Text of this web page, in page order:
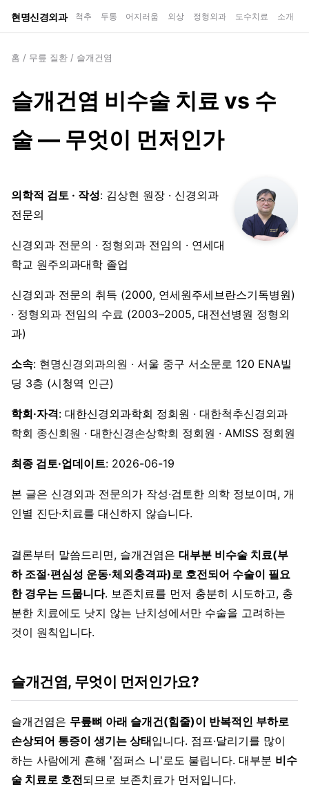
현명신경외과 척추 두통 어지러움 외상 정형외과 도수치료 소개
홈 / 무릎 질환 / 슬개건염
슬개건염 비수술 치료 vs 수
술 — 무엇이 먼저인가
의학적 검토 · 작성: 김상현 원장 · 신경외과
전문의
신경외과 전문의 · 정형외과 전임의 · 연세대
학교 원주의과대학 졸업
신경외과 전문의 취득 (2000, 연세원주세브란스기독병원)
· 정형외과 전임의 수료 (2003–2005, 대전선병원 정형외
과)
소속: 현명신경외과의원 · 서울 중구 서소문로 120 ENA빌
딩 3층 (시청역 인근)
학회·자격: 대한신경외과학회 정회원 · 대한척추신경외과
학회 종신회원 · 대한신경손상학회 정회원 · AMISS 정회원
최종 검토·업데이트: 2026-06-19
본 글은 신경외과 전문의가 작성·검토한 의학 정보이며, 개
인별 진단·치료를 대신하지 않습니다.
결론부터 말씀드리면, 슬개건염은 대부분 비수술 치료(부
하 조절·편심성 운동·체외충격파)로 호전되어 수술이 필요
한 경우는 드뭅니다. 보존치료를 먼저 충분히 시도하고, 충
분한 치료에도 낫지 않는 난치성에서만 수술을 고려하는
것이 원칙입니다.
슬개건염, 무엇이 먼저인가요?
슬개건염은 무릎뼈 아래 슬개건(힘줄)이 반복적인 부하로
손상되어 통증이 생기는 상태입니다. 점프·달리기를 많이
하는 사람에게 흔해 '점퍼스 니'로도 불립니다. 대부분 비수
술 치료로 호전되므로 보존치료가 먼저입니다.